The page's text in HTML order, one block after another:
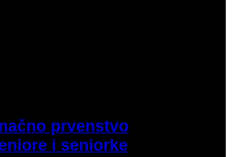
prvenstvo
i seniorke